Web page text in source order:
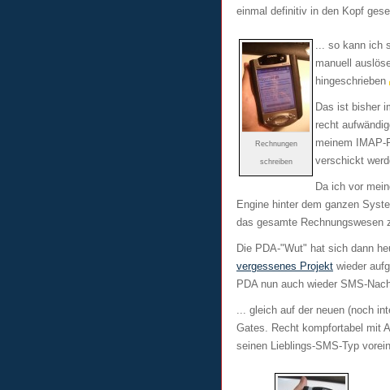
einmal definitiv in den Kopf
Rechnungen
schreiben
... so kann ich
manuell
hingeschrieben
Das ist bisher
recht
meinem IMAP-
verschickt
Da ich vor
Engine hinter dem ganzen
das gesamte Rechnungswesen
Die PDA-"Wut" hat sich dann
vergessenes Projekt wieder
PDA nun auch wieder SMS-
... gleich auf der neuen (noch
Gates. Recht kompfortabel mit
seinen Lieblings-SMS-Typ